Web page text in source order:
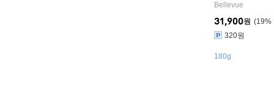
Bellevue
19%
31,900원
320원
180g